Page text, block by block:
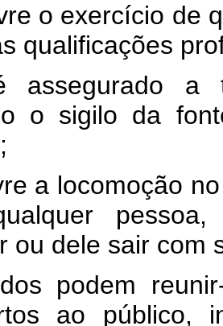
o exercício de
qualificações
a
o sigilo da
a locomoção
ou dele sair com
podem
ao público,